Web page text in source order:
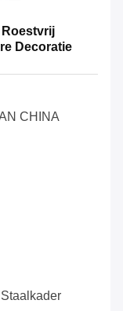
Decoratie
CHINA